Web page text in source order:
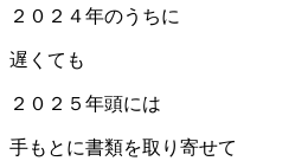
２０２４年のうちに
遅くても
２０２５年頭には
手もとに書類を取り寄せて